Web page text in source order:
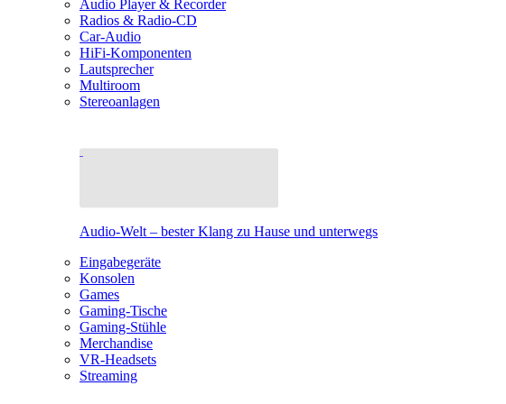
Audio Player & Recorder
Radios & Radio-CD
Car-Audio
HiFi-Komponenten
Lautsprecher
Multiroom
Stereoanlagen
Audio-Welt – bester Klang zu Hause und unterwegs
Eingabegeräte
Konsolen
Games
Gaming-Tische
Gaming-Stühle
Merchandise
VR-Headsets
Streaming